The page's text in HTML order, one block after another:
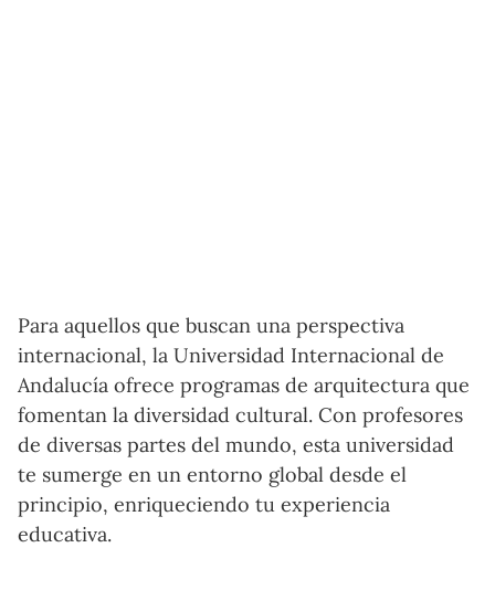
Para aquellos que buscan una perspectiva
internacional, la Universidad Internacional de
Andalucía ofrece programas de arquitectura que
fomentan la diversidad cultural. Con profesores
de diversas partes del mundo, esta universidad
te sumerge en un entorno global desde el
principio, enriqueciendo tu experiencia
educativa.